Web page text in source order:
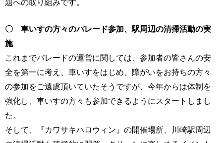
題への取り組みです。
〇 車いすの方々のパレード参加、駅周辺の清掃活動の実
施
これまでパレードの運営に関しては、参加者の皆さんの安
全を第一に考え、車いすをはじめ、障がいをお持ちの方々
の参加をご遠慮頂いていたそうですが、今年からは体制を
強化し、車いすの方々も参加できるようにスタートしまし
た。
そして、『カワサキハロウィン』の開催場所、川崎駅周辺